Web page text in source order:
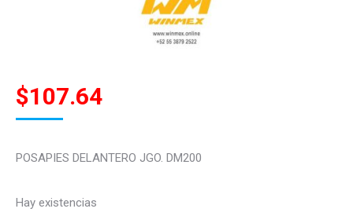
$107.64
POSAPIES DELANTERO JGO. DM200
Hay existencias